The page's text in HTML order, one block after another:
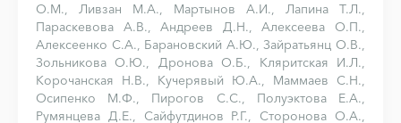
О.М., Ливзан М.А., Мартынов А.И., Лапина Т.Л.,
Параскевова А.В., Андреев Д.Н., Алексеева О.П.,
Алексеенко С.А., Барановский А.Ю., Зайратьянц О.В.,
Зольникова О.Ю., Дронова О.Б., Кляритская И.Л.,
Корочанская Н.В., Кучерявый Ю.А., Маммаев С.Н.,
Осипенко М.Ф., Пирогов С.С., Полуэктова Е.А.,
Румянцева Д.Е., Сайфутдинов Р.Г., Сторонова О.А.,